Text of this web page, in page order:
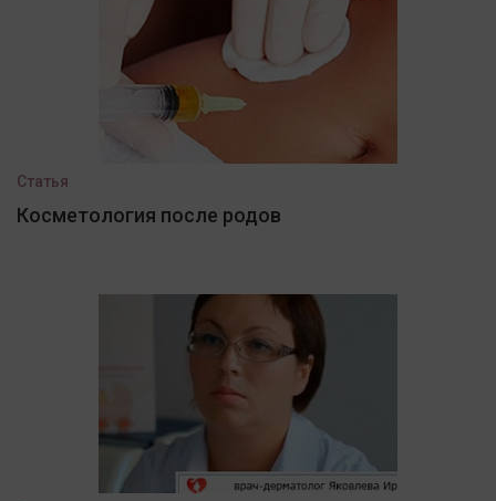
Статья
Косметология после родов